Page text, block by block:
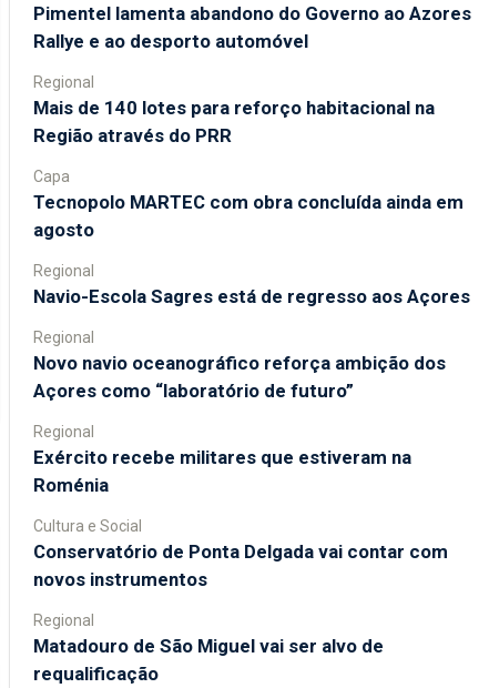
Pimentel lamenta abandono do Governo ao Azores
Rallye e ao desporto automóvel
Regional
Mais de 140 lotes para reforço habitacional na
Região através do PRR
Capa
Tecnopolo MARTEC com obra concluída ainda em
agosto
Regional
Navio-Escola Sagres está de regresso aos Açores
Regional
Novo navio oceanográfico reforça ambição dos
Açores como “laboratório de futuro”
Regional
Exército recebe militares que estiveram na
Roménia
Cultura e Social
Conservatório de Ponta Delgada vai contar com
novos instrumentos
Regional
Matadouro de São Miguel vai ser alvo de
requalificação